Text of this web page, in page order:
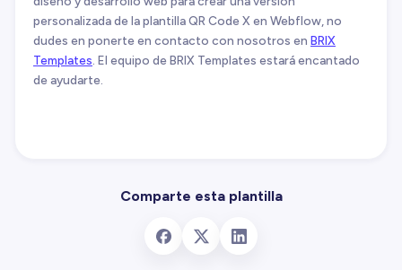
personalizada de la plantilla QR Code X en Webflow, no
dudes en ponerte en contacto con nosotros en BRIX
Templates . El equipo de BRIX Templates estará encantado
de ayudarte.
Comparte esta plantilla